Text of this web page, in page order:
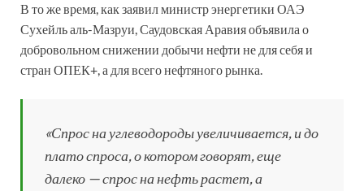
В то же время, как заявил министр энергетики ОАЭ
Сухейль аль-Мазруи, Саудовская Аравия объявила о
добровольном снижении добычи нефти не для себя и
стран ОПЕК+, а для всего нефтяного рынка.
«Спрос на углеводороды увеличивается, и до
плато спроса, о котором говорят, еще
далеко — спрос на нефть растет, а